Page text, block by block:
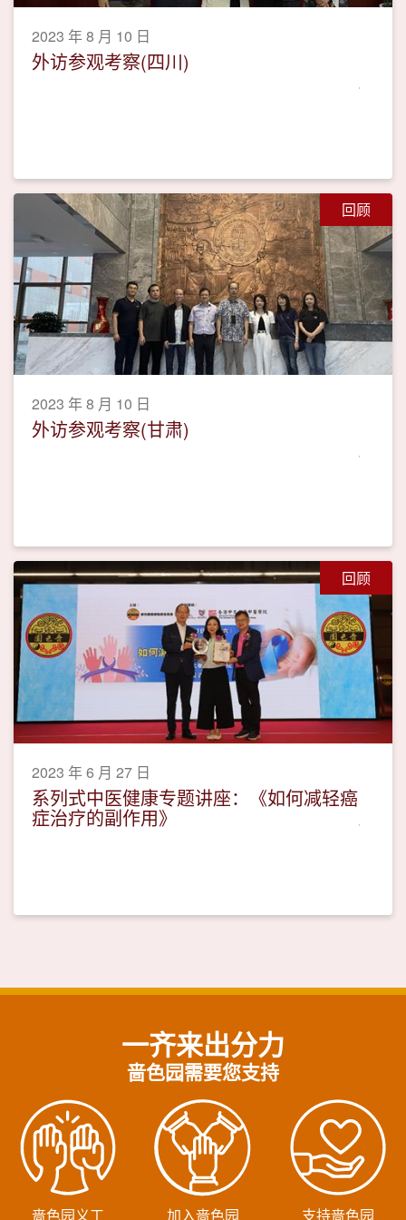
2023 年 8 月 10 日
外访参观考察(四川)
回顾
2023 年 8 月 10 日
外访参观考察(甘肃)
回顾
2023 年 6 月 27 日
系列式中医健康专题讲座：《如何减轻癌
症治疗的副作用》
一齐来出分力
啬色园需要您支持
啬色园义工 加入啬色园 支持啬色园